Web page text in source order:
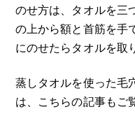
のせ方は、タオルを三
の上から額と首筋を手
にのせたらタオルを取
蒸しタオルを使った毛
は、こちらの記事もご